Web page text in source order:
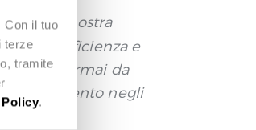
Con il tuo
terze
tramite
.
nella nostra
all’efficienza e
ormai da
allineamento negli
Next.